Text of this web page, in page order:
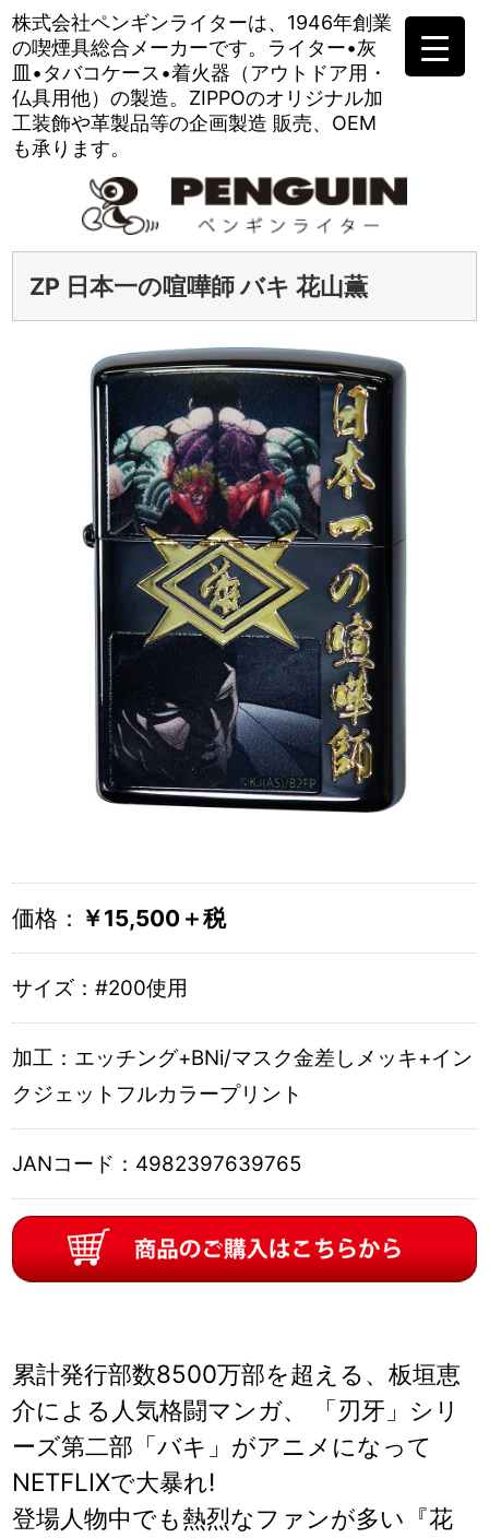
株式会社ペンギンライターは、 1946年創業
の喫煙具総合メーカーです。 ライター•灰
皿•タバコケース•着火器（アウトドア用・
仏具用他）の製造。 ZIPPOのオリジナル加
工装飾や革製品等の企画製造 販売、OEM
も承ります。
ZP 日本一の喧嘩師 バキ 花山薫
価格： ￥15,500＋税
サイズ：#200使用
加工： エッチング+BNi/マスク金差しメッキ+イン
クジェットフルカラープリント
JANコード： 4982397639765
累計発行部数8500万部を超える、板垣恵
介による人気格闘マンガ、 「刃牙」シリ
ーズ第二部「バキ」がアニメになって
NETFLIXで大暴れ!
登場人物中でも熱烈なファンが多い『花